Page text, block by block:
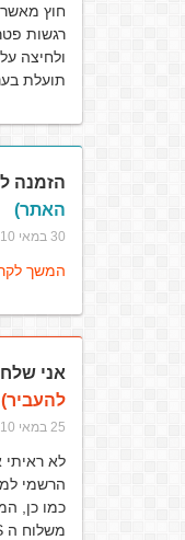
חוץ
רגשות
ולחיצה
תועלת
הזמנה
האתר)
30 במאי 2010
המשך
אני
להעביר)
25 במאי 2010
לא ראיתי
הרשמי
כמו כן,